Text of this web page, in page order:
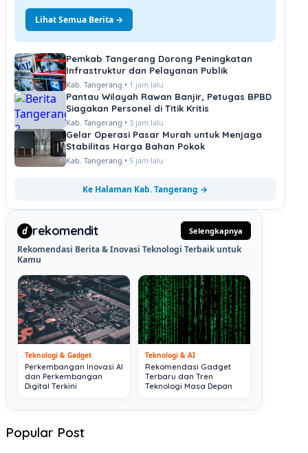
Lihat Semua Berita →
Pemkab Tangerang Dorong Peningkatan
Infrastruktur dan Pelayanan Publik
Kab. Tangerang • 1 jam lalu
Pantau Wilayah Rawan Banjir, Petugas BPBD
Siagakan Personel di Titik Kritis
Kab. Tangerang • 3 jam lalu
Gelar Operasi Pasar Murah untuk Menjaga
Stabilitas Harga Bahan Pokok
Kab. Tangerang • 5 jam lalu
Ke Halaman Kab. Tangerang →
d rekomendit Selengkapnya
Rekomendasi Berita & Inovasi Teknologi Terbaik untuk
Kamu
Teknologi & Gadget
Perkembangan Inovasi AI
dan Perkembangan
Digital Terkini
Teknologi & AI
Rekomendasi Gadget
Terbaru dan Tren
Teknologi Masa Depan
Popular Post